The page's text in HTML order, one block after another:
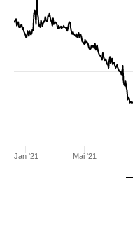
Jan '21 Mai '21